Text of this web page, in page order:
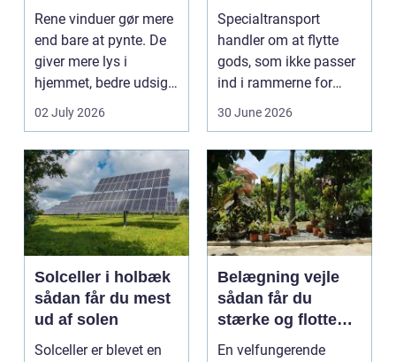
året rundt
Rene vinduer gør mere
end bare at pynte. De
giver mere lys i
hjemmet, bedre udsigt
og et p&ae...
02 July 2026
sikkert frem
Specialtransport
handler om at flytte
gods, som ikke passer
ind i rammerne for
almindelig
30 June 2026
Solceller i holbæk
sådan får du mest
ud af solen
Solceller er blevet en
Belægning vejle
sådan får du
stærke og flotte
udendørs arealer
En velfungerende